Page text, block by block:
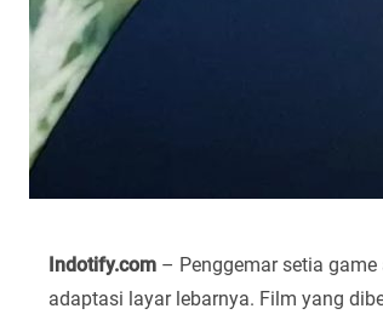
Indotify.com – Penggemar setia
adaptasi layar lebarnya. Film yang